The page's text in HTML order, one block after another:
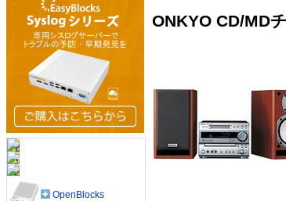
ONKYO CD/MD
OpenBlocks